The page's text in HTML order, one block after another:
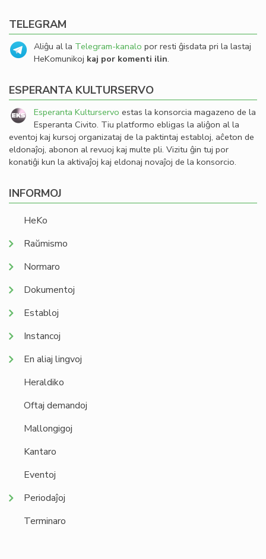
TELEGRAM
Aliĝu al la Telegram-kanalo por resti ĝisdata pri la lastaj
HeKomunikoj kaj por komenti ilin.
ESPERANTA KULTURSERVO
Esperanta Kulturservo estas la konsorcia magazeno de la
Esperanta Civito. Tiu platformo ebligas la aliĝon al la
eventoj kaj kursoj organizataj de la paktintaj establoj, aĉeton de
eldonaĵoj, abonon al revuoj kaj multe pli. Vizitu ĝin tuj por
konatiĝi kun la aktivaĵoj kaj eldonaj novaĵoj de la konsorcio.
INFORMOJ
HeKo
Raŭmismo
Normaro
Dokumentoj
Establoj
Instancoj
En aliaj lingvoj
Heraldiko
Oftaj demandoj
Mallongigoj
Kantaro
Eventoj
Periodaĵoj
Terminaro